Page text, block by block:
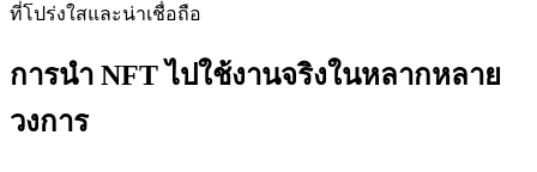
ที่โปร่งใสและน่าเชื่อถือ
การนำ NFT ไปใช้งานจริงในหลากหลาย
วงการ